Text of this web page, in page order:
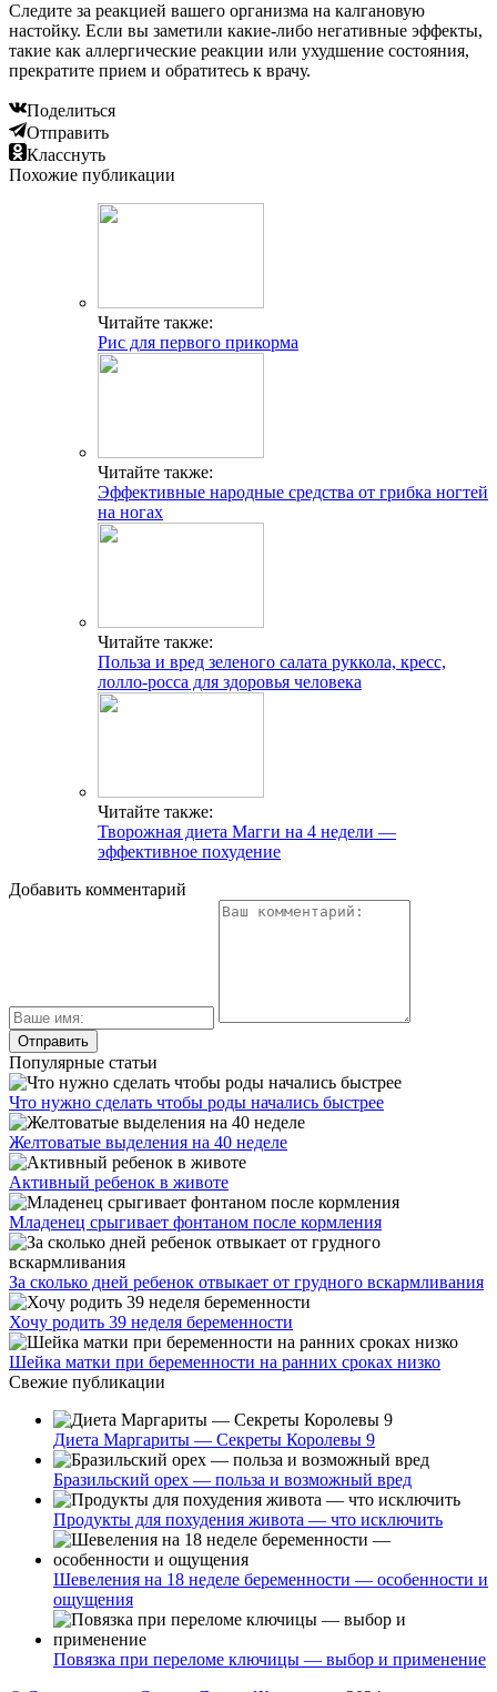
Следите за реакцией вашего организма на калгановую
настойку. Если вы заметили какие-либо негативные эффекты,
такие как аллергические реакции или ухудшение состояния,
прекратите прием и обратитесь к врачу.
Поделиться
Отправить
Класснуть
Похожие публикации
Читайте также:
Рис для первого прикорма
Читайте также:
Эффективные народные средства от грибка ногтей
на ногах
Читайте также:
Польза и вред зеленого салата руккола, кресс,
лолло-росса для здоровья человека
Читайте также:
Творожная диета Магги на 4 недели —
эффективное похудение
Добавить комментарий
Популярные статьи
Что нужно сделать чтобы роды начались быстрее
Желтоватые выделения на 40 неделе
Активный ребенок в животе
Младенец срыгивает фонтаном после кормления
За сколько дней ребенок отвыкает от грудного вскармливания
Хочу родить 39 неделя беременности
Шейка матки при беременности на ранних сроках низко
Свежие публикации
Диета Маргариты — Секреты Королевы 9
Бразильский орех — польза и возможный вред
Продукты для похудения живота — что исключить
Шевеления на 18 неделе беременности — особенности и
ощущения
Повязка при переломе ключицы — выбор и применение